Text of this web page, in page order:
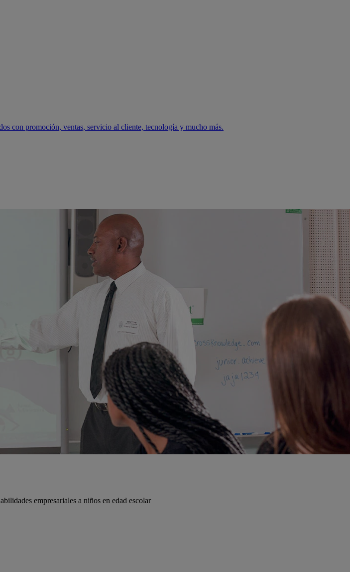
con promoción, ventas, servicio al cliente, tecnología y mucho más.
empresariales a niños en edad escolar